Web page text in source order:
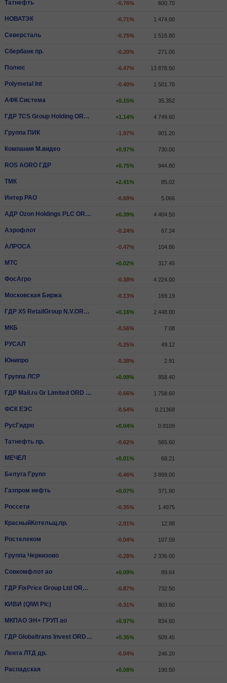
Татнефть -0.76% 600.70
НОВАТЭК -0.71% 1 474.00
Северсталь -0.75% 1 516.80
Сбербанк пр. -0.20% 271.06
Полюс -0.47% 13 878.50
Polymetal Int -0.40% 1 501.70
АФК Система +0.15% 35.352
ГДР TCS Group Holding ORD SHS +1.14% 4 749.60
Группа ПИК -1.97% 901.20
Компания М.видео +0.97% 730.00
ROS AGRO ГДР +0.75% 944.80
ТМК +2.41% 85.02
Интер РАО -0.69% 5.066
АДР Ozon Holdings PLC ORD SHS +0.39% 4 404.50
Аэрофлот -0.24% 67.34
АЛРОСА -0.47% 104.86
МТС +0.02% 317.45
ФосАгро -0.38% 4 224.00
Московская Биржа -0.13% 169.19
ГДР X5 RetailGroup N.V.ORD SHS +0.16% 2 448.00
МКБ -0.56% 7.08
РУСАЛ -0.25% 49.12
Юнипро -0.38% 2.91
Группа ЛСР +0.99% 858.40
ГДР Mail.ru Gr Limited ORD SHS -0.66% 1 758.60
ФСК ЕЭС -0.54% 0.21368
РусГидро +0.04% 0.8109
Татнефть пр. -0.62% 565.60
МЕЧЕЛ +0.01% 68.21
Белуга Групп -0.46% 3 899.00
Газпром нефть +0.07% 371.90
Россети -0.35% 1.4975
КрасныйКотельщ.пр. -2.81% 12.98
Ростелеком -0.04% 107.59
Группа Черкизово -0.28% 2 336.00
Совкомфлот ао +0.09% 89.64
ГДР FixPrice Group Ltd ORD SHS -0.87% 732.50
КИВИ (QIWI Plc) -0.31% 803.50
МКПАО ЭН+ ГРУП ао +0.97% 834.50
ГДР Globaltrans Invest ORD SHS +0.35% 509.45
Лента ЛТД др. -0.04% 246.20
Распадская +0.08% 190.50